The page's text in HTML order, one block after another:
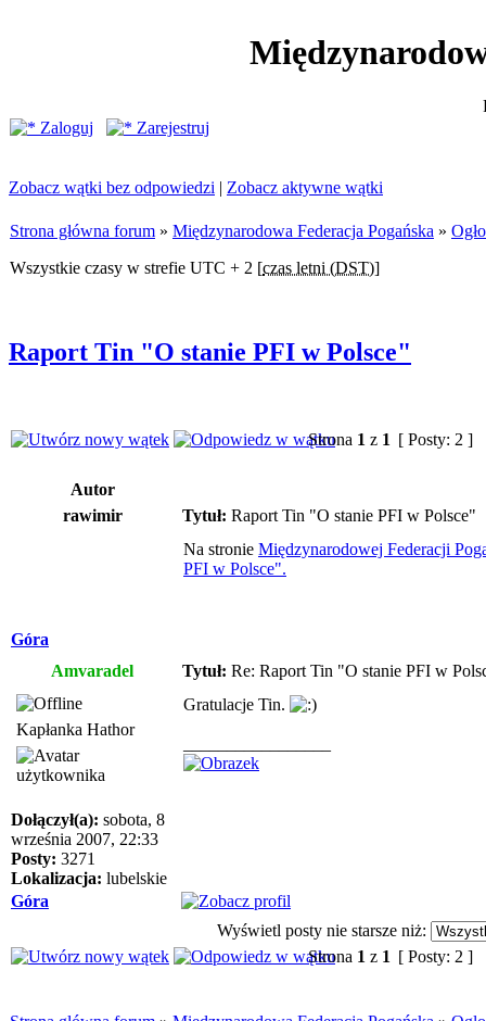
Zaloguj
Zarejestruj
Zobacz wątki bez odpowiedzi | Zobacz aktywne wątki
Strona główna forum » Międzynarodowa Federacja Pogańska »
Wszystkie czasy w strefie UTC + 2 [czas letni (DST)]
Raport Tin "O stanie PFI w Polsce"
Strona 1 z 1 [ Posty: 2 ]
Autor
rawimir
Tytuł: Raport Tin "O stanie PFI w Polsce"
Na stronie Międzynarodowej Federacji
PFI w Polsce".
Góra
Amvaradel
Tytuł: Re: Raport Tin "O stanie PFI w
Kapłanka Hathor
Dołączył(a): sobota, 8
września 2007, 22:33
Posty: 3271
Lokalizacja: lubelskie
Gratulacje Tin.
Góra
Wyświetl posty nie starsze niż:
Strona 1 z 1 [ Posty: 2 ]